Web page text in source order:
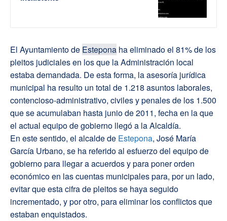
El Ayuntamiento de Estepona ha eliminado el 81% de los
pleitos judiciales en los que la Administración local
estaba demandada. De esta forma, la asesoría jurídica
municipal ha resulto un total de 1.218 asuntos laborales,
contencioso-administrativo, civiles y penales de los 1.500
que se acumulaban hasta junio de 2011, fecha en la que
el actual equipo de gobierno llegó a la Alcaldía.
En este sentido, el alcalde de Estepona, José María
García Urbano, se ha referido al esfuerzo del equipo de
gobierno para llegar a acuerdos y para poner orden
económico en las cuentas municipales para, por un lado,
evitar que esta cifra de pleitos se haya seguido
incrementado, y por otro, para eliminar los conflictos que
estaban enquistados.